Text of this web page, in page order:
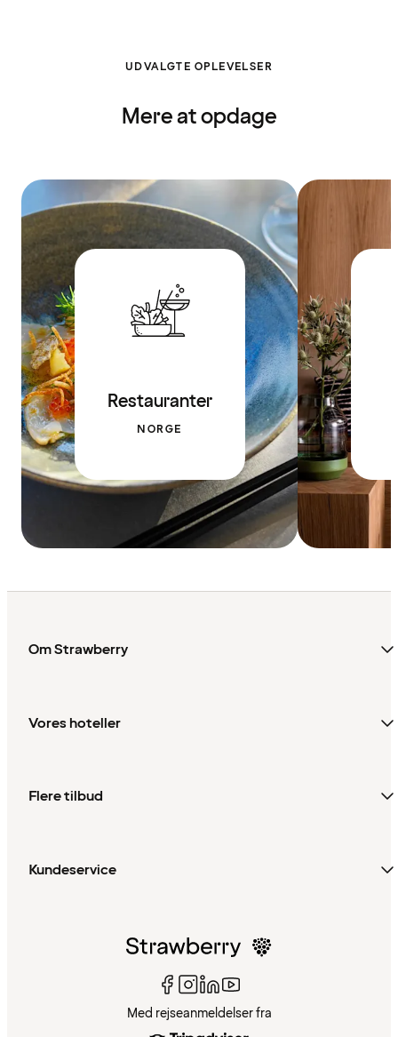
UDVALGTE OPLEVELSER
Mere at opdage
Restauranter
NORGE
Om Strawberry
Vores hoteller
Flere tilbud
Kundeservice
Med rejseanmeldelser fra